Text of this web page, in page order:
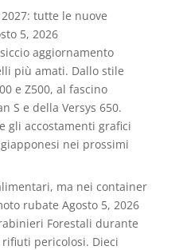
tutte le nuove
5, 2026
aggiornamento
più amati. Dallo stile
e Z500, al fascino
S e della Versys 650.
gli accostamenti grafici
nei prossimi
ma nei container
rubate Agosto 5, 2026
Forestali durante
pericolosi. Dieci